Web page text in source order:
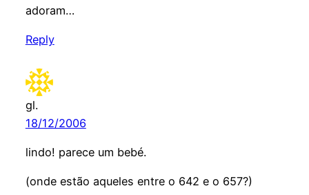
adoram…
Reply
gl.
18/12/2006
lindo! parece um bebé.
(onde estão aqueles entre o 642 e o 657?)